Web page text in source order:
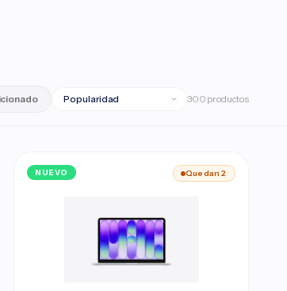
300 productos
NUEVO Quedan 2